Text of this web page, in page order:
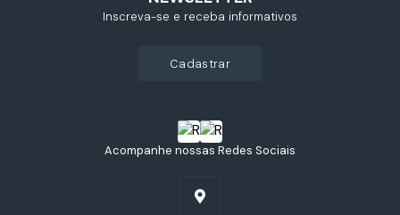
Acompanhe nossas Redes Sociais
Inscreva-se e receba informativos
cadastrar